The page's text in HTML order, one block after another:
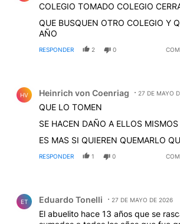
COLEGIO TOMADO COLEGIO
QUE BUSQUEN OTRO COLEGIO Y
AÑO
RESPONDER 2 0
HV Heinrich von Coenriag 27 DE MAYO
QUE LO TOMEN
SE HACEN DAÑO A ELLOS MISMOS
ES MAS SI QUIEREN QUEMARLO
RESPONDER 1 0
ET Eduardo Tonelli 27 DE MAYO DE 2026
El abuelito hace 13 años que se